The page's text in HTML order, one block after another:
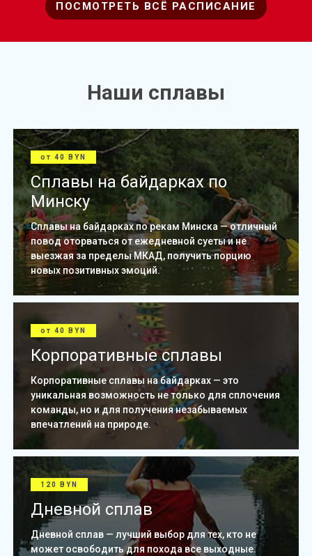
ПОСМОТРЕТЬ ВСЁ РАСПИСАНИЕ
Наши сплавы
от 40 BYN
Сплавы на байдарках по
Минску
Сплавы на байдарках по рекам Минска — отличный
повод оторваться от ежедневной суеты и не
выезжая за пределы МКАД, получить порцию
новых позитивных эмоций.
от 40 BYN
Корпоративные сплавы
Корпоративные сплавы на байдарках — это
уникальная возможность не только для сплочения
команды, но и для получения незабываемых
впечатлений на природе.
120 BYN
Дневной сплав
Дневной сплав — лучший выбор для тех, кто не
может освободить для похода все выходные.